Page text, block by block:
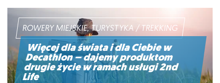
ROWERY MIEJSKIE, TURYSTYKA / TREKKING
Więcej dla świata i dla Ciebie w
Decathlon – dajemy produktom
drugie życie w ramach usługi 2nd
Life